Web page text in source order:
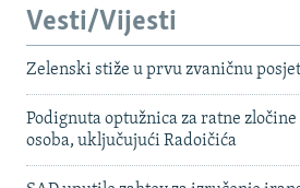
Vesti/Vijesti
Zelenski stiže u prvu zvaničnu
Podignuta optužnica za ratne
osoba, uključujući Radoičića